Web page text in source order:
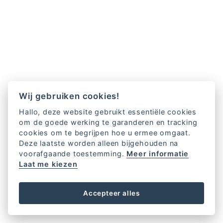
Wij gebruiken cookies!
Hallo, deze website gebruikt essentiële cookies
om de goede werking te garanderen en tracking
cookies om te begrijpen hoe u ermee omgaat.
Deze laatste worden alleen bijgehouden na
voorafgaande toestemming. Meer informatie
Laat me kiezen
Accepteer alles